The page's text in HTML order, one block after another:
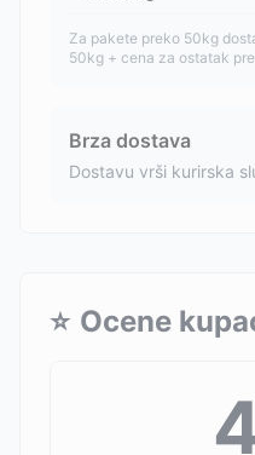
Za pakete preko 50kg
50kg + cena za ostatak
Brza dostava
Dostavu vrši kurirska
⭐ Ocene